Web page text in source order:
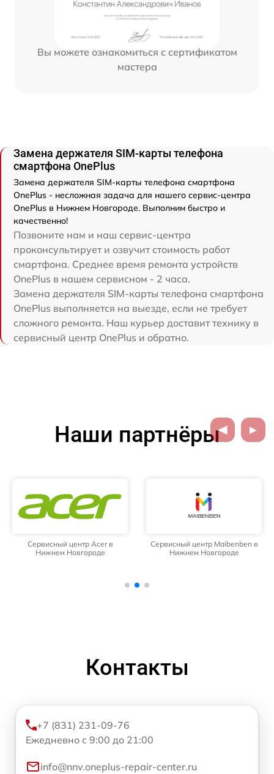
Вы можете ознакомиться с сертификатом
мастера
Замена держателя SIM-карты телефона
смартфона OnePlus
Замена держателя SIM-карты телефона смартфона
OnePlus - несложная задача для нашего сервис-центра
OnePlus в Нижнем Новгороде. Выполним быстро и
качественно!
Позвоните нам и наш сервис-центра
проконсультирует и озвучит стоимость работ
смартфона. Среднее время ремонта устройств
OnePlus в нашем сервисном - 2 часа.
Замена держателя SIM-карты телефона смартфона
OnePlus выполняется на выезде, если не требует
сложного ремонта. Наш курьер доставит технику в
сервисный центр OnePlus и обратно.
Наши партнёры
Сервисный центр Acer в
Нижнем Новгороде
Сервисный центр Maibenben в
Нижнем Новгороде
Контакты
+7 (831) 231-09-76
Ежедневно с 9:00 до 21:00
info@nnv.oneplus-repair-center.ru